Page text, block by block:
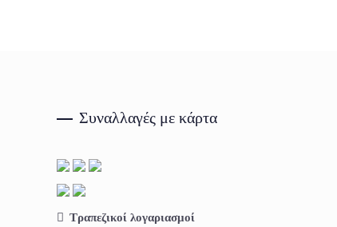
Συναλλαγές με κάρτα
Τραπεζικοί λογαριασμοί